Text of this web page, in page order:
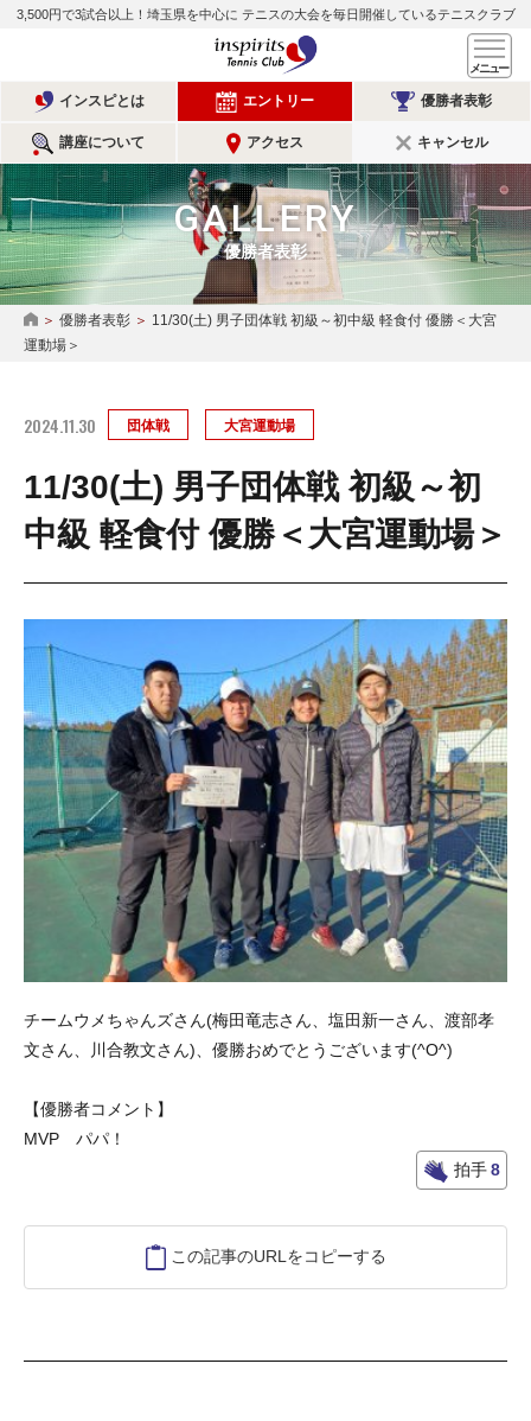
3,500円で3試合以上！埼玉県を中心に テニスの大会を毎日開催しているテニスクラブ
インスピリッツテニスクラ
インスピとは エントリー 優勝者表彰
講座について アクセス キャンセル
GALLERY
優勝者表彰
HOME
優勝者表彰
11/30(土) 男子団体戦 初級～初中級 軽食付 優勝＜大宮
運動場＞
2024.11.30 団体戦 大宮運動場
11/30(土) 男子団体戦 初級～初
中級 軽食付 優勝＜大宮運動場＞
チームウメちゃんズさん(梅田竜志さん、塩田新一さん、渡部孝
文さん、川合教文さん)、優勝おめでとうございます(^O^)
【優勝者コメント】
MVP パパ！
拍手8
この記事のURLをコピーする